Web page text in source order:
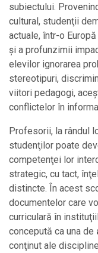
subiectului.
cultural, studenţii
actuale, într-o
şi a profunzimii
elevilor ignorarea
stereotipuri,
viitori pedagogi,
conflictelor în
Profesorii, la rândul
studenţilor poate
competenţei lor
strategic, cu tact,
distincte. În acest
documentelor care
curriculară în
concepută ca una de
conţinut ale